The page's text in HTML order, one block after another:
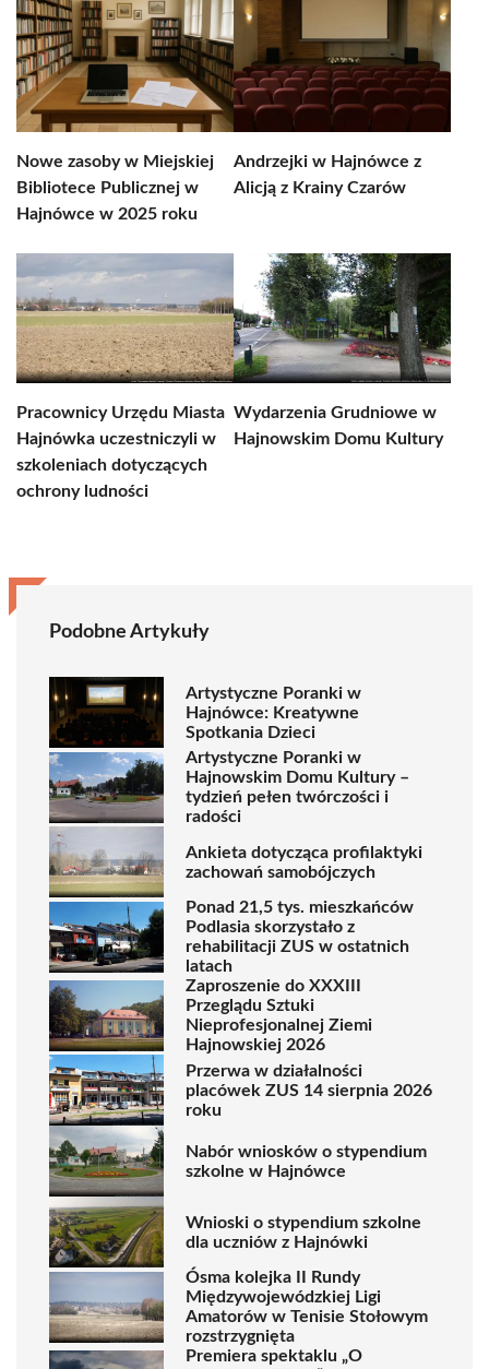
Nowe zasoby w Miejskiej
Bibliotece Publicznej w
Hajnówce w 2025 roku
Andrzejki w Hajnówce z
Alicją z Krainy Czarów
Pracownicy Urzędu Miasta
Hajnówka uczestniczyli w
szkoleniach dotyczących
ochrony ludności
Wydarzenia Grudniowe w
Hajnowskim Domu Kultury
Podobne Artykuły
Artystyczne Poranki w
Hajnówce: Kreatywne
Spotkania Dzieci
Artystyczne Poranki w
Hajnowskim Domu Kultury –
tydzień pełen twórczości i
radości
Ankieta dotycząca profilaktyki
zachowań samobójczych
Ponad 21,5 tys. mieszkańców
Podlasia skorzystało z
rehabilitacji ZUS w ostatnich
latach
Zaproszenie do XXXIII
Przeglądu Sztuki
Nieprofesjonalnej Ziemi
Hajnowskiej 2026
Przerwa w działalności
placówek ZUS 14 sierpnia 2026
roku
Nabór wniosków o stypendium
szkolne w Hajnówce
Wnioski o stypendium szkolne
dla uczniów z Hajnówki
Ósma kolejka II Rundy
Międzywojewódzkiej Ligi
Amatorów w Tenisie Stołowym
rozstrzygnięta
Premiera spektaklu „O